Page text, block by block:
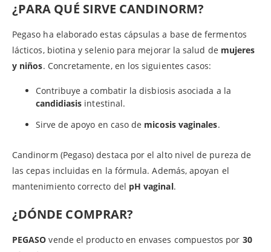
¿PARA QUÉ SIRVE CANDINORM?
Pegaso ha elaborado estas cápsulas a base de fermentos
lácticos, biotina y selenio para mejorar la salud de mujeres
y niños. Concretamente, en los siguientes casos:
Contribuye a combatir la disbiosis asociada a la
candidiasis intestinal.
Sirve de apoyo en caso de micosis vaginales.
Candinorm (Pegaso) destaca por el alto nivel de pureza de
las cepas incluidas en la fórmula. Además, apoyan el
mantenimiento correcto del pH vaginal.
¿DÓNDE COMPRAR?
PEGASO vende el producto en envases compuestos por 30